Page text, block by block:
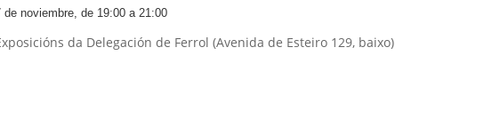
de noviembre, de 19:00 a 21:00
da Delegación de Ferrol (Avenida de Esteiro 129, baixo)